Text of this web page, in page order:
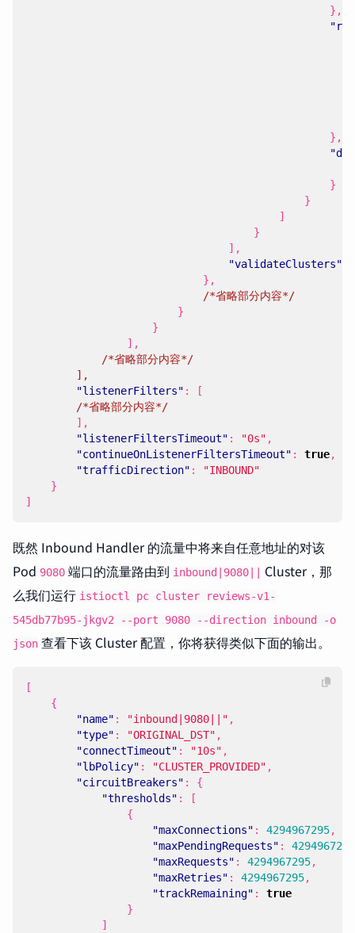
},
},
}
}
]
}
],
"validateClusters"
},
/*省略部分内容*/
}
}
],
/*省略部分内容*/
],
"listenerFilters" :
[
/*省略部分内容*/
],
"listenerFiltersTimeout" : "0s" ,
"continueOnListenerFiltersTimeout" : true,
"trafficDirection" :
"INBOUND"
}
]
既然 Inbound Handler 的流量中将来自任意地址的对该
Pod 9080 端口的流量路由到 inbound|9080||
Cluster，那
么我们运行 istioctl pc cluster reviews-v1-
545db77b95-jkgv2 --port 9080 --direction inbound -o
json 查看下该 Cluster 配置，你将获得类似下面的输出。
[
{
"name" : "inbound|9080||" ,
"type" : "ORIGINAL_DST" ,
"connectTimeout" : "10s" ,
"lbPolicy" : "CLUSTER_PROVIDED" ,
"circuitBreakers" :
{
"thresholds" :
[
{
"maxConnections" : 4294967295,
"maxPendingRequests" :
4294967295
"maxRequests" : 4294967295,
"maxRetries" : 4294967295,
"trackRemaining" :
true
}
]